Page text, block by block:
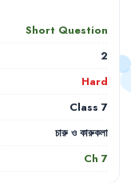
Short Question
2
Hard
Class 7
চারু ও কারুকলা
Ch 7